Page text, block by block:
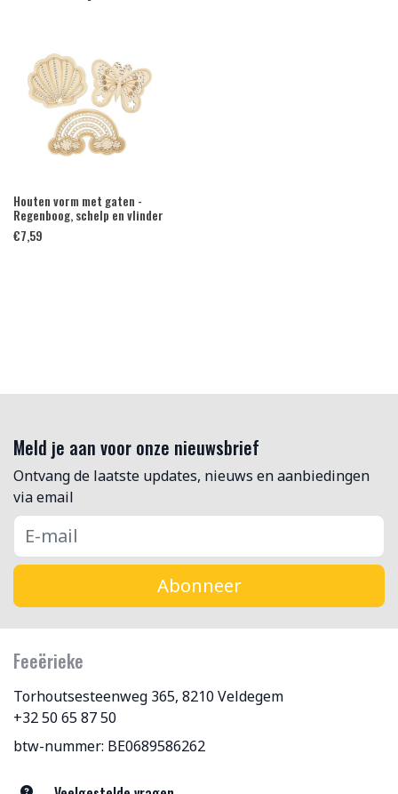
Houten vorm met gaten -
Regenboog, schelp en vlinder
€7,59
Meld je aan voor onze nieuwsbrief
Ontvang de laatste updates, nieuws en aanbiedingen
via email
Abonneer
Feeërieke
Torhoutsesteenweg 365, 8210 Veldegem
+32 50 65 87 50
btw-nummer: BE0689586262